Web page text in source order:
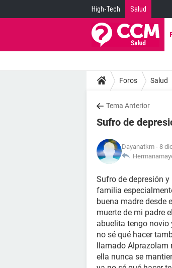
High-Tech Salud
Foros Salud
Tema Anterior
Sufro de
Dayanatkm - 8
Sufro de depresión
familia
buena madre desde
muerte de mi padre
abuelita tengo novio
no sé qué hacer
llamado Alprazolam
ella nunca se